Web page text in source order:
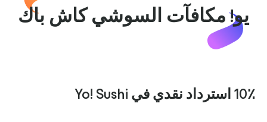
يو! مكافآت السوشي كاش باك
10٪ استرداد نقدي في Yo! Sushi